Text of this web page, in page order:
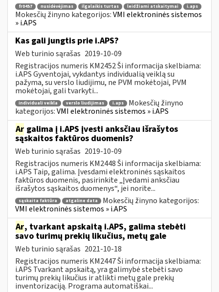
fr0457 nusidėvėjimas ilgalaikis turtas leidžiami atskaitymai i.aps
Mokesčių žinyno kategorijos:VMI elektroninės sistemos
» i.APS
Kas gali jungtis prie i.APS?
Web turinio sąrašas 2019-10-09
Registracijos numeris KM2452 Ši informacija skelbiama:
i.APS Gyventojai, vykdantys individualią veiklą su
pažyma, su verslo liudijimu, ne PVM mokėtojai, PVM
mokėtojai, gali tvarkyti...
individuali veikla verslo liudijimas i.aps
Mokesčių žinyno
kategorijos:VMI elektroninės sistemos » i.APS
Ar galima į i.APS įvesti anksčiau išrašytos
sąskaitos faktūros duomenis?
Web turinio sąrašas 2019-10-09
Registracijos numeris KM2448 Ši informacija skelbiama:
i.APS Taip, galima. Įvesdami elektroninės sąskaitos
faktūros duomenis, pasirinkite „Įvedami anksčiau
išrašytos sąskaitos duomenys“, jei norite...
sąskaita faktūra atgaline data
Mokesčių žinyno kategorijos:
VMI elektroninės sistemos » i.APS
Ar, tvarkant apskaitą i.APS, galima stebėti
savo turimų prekių likučius, metų gale
Web turinio sąrašas 2021-10-18
Registracijos numeris KM2447 Ši informacija skelbiama:
i.APS Tvarkant apskaitą, yra galimybė stebėti savo
turimų prekių likučius ir atlikti metų gale prekių
inventorizaciją. Programa automatiškai...